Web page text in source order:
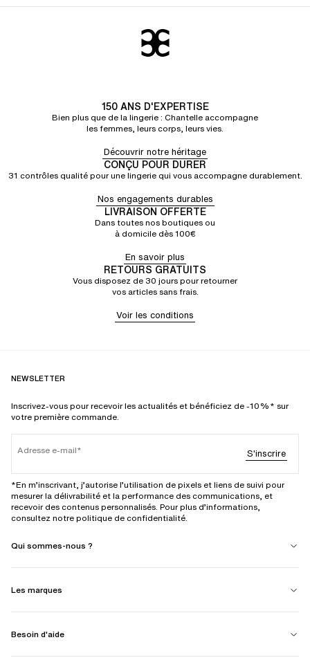
150 ANS D'EXPERTISE
Bien plus que de la lingerie : Chantelle accompagne
les femmes, leurs corps, leurs vies.
Découvrir notre héritage
CONÇU POUR DURER
31 contrôles qualité pour une lingerie qui vous accompagne durablement.
Nos engagements durables
LIVRAISON OFFERTE
Dans toutes nos boutiques ou
à domicile dès 100€
En savoir plus
RETOURS GRATUITS
Vous disposez de 30 jours pour retourner
vos articles sans frais.
Voir les conditions
NEWSLETTER
Inscrivez-vous pour recevoir les actualités et bénéficiez de -10%* sur
votre première commande.
Adresse e-mail S'inscrire
*En m’inscrivant, j’autorise l’utilisation de pixels et liens de suivi pour
mesurer la délivrabilité et la performance des communications, et
recevoir des contenus personnalisés. Pour plus d’informations,
consultez notre politique de confidentialité.
Qui sommes-nous ?
Les marques
Besoin d'aide